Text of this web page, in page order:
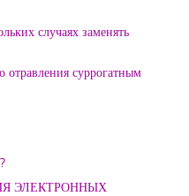
случаях заменять
отравления суррогатным
ЭЛЕКТРОННЫХ